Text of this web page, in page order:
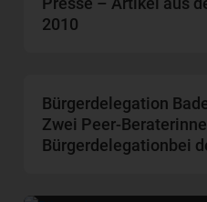
2010
Bürgerdelegation
Zwei Peer-
Bürgerdelegationbei